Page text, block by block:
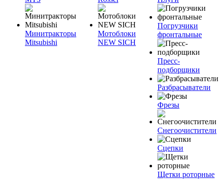
Минитракторы
Mitsubishi
Мотоблоки
NEW SICH
Погрузчики
фронтальные
Пресс-
подборщики
Разбрасыватели
Фрезы
Снегоочистители
Сцепки
Щетки роторные